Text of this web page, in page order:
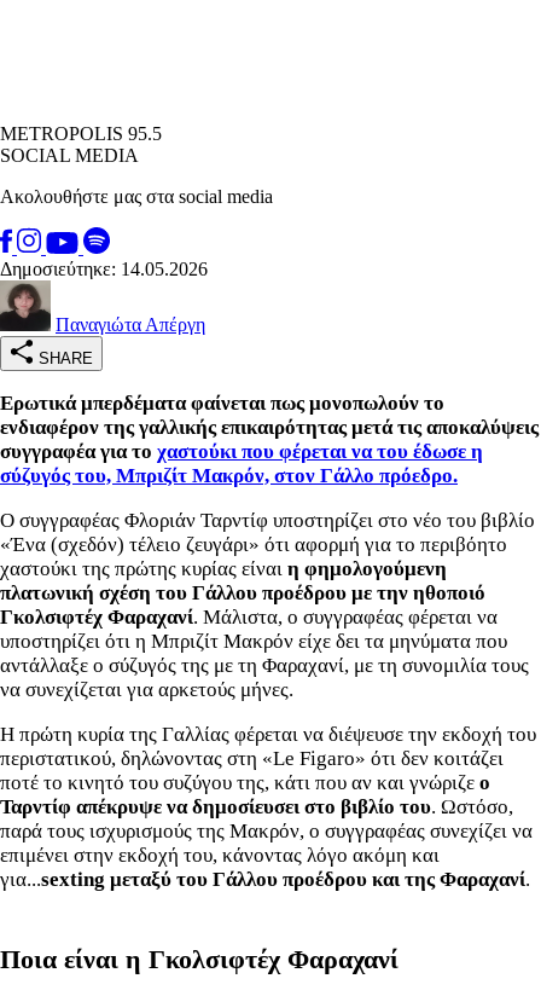
METROPOLIS 95.5
SOCIAL MEDIA
Ακολουθήστε μας στα social media
Δημοσιεύτηκε: 14.05.2026
Παναγιώτα Απέργη
SHARE
Ερωτικά μπερδέματα φαίνεται πως μονοπωλούν το
ενδιαφέρον της γαλλικής επικαιρότητας μετά τις αποκαλύψεις
συγγραφέα για το χαστούκι που φέρεται να του έδωσε η
σύζυγός του, Μπριζίτ Μακρόν, στον Γάλλο πρόεδρο.
Ο συγγραφέας Φλοριάν Ταρντίφ υποστηρίζει στο νέο του βιβλίο
«Ένα (σχεδόν) τέλειο ζευγάρι» ότι αφορμή για το περιβόητο
χαστούκι της πρώτης κυρίας είναι η φημολογούμενη
πλατωνική σχέση του Γάλλου προέδρου με την ηθοποιό
Γκολσιφτέχ Φαραχανί. Μάλιστα, ο συγγραφέας φέρεται να
υποστηρίζει ότι η Μπριζίτ Μακρόν είχε δει τα μηνύματα που
αντάλλαξε ο σύζυγός της με τη Φαραχανί, με τη συνομιλία τους
να συνεχίζεται για αρκετούς μήνες.
Η πρώτη κυρία της Γαλλίας φέρεται να διέψευσε την εκδοχή του
περιστατικού, δηλώνοντας στη «Le Figaro» ότι δεν κοιτάζει
ποτέ το κινητό του συζύγου της, κάτι που αν και γνώριζε ο
Ταρντίφ απέκρυψε να δημοσίευσει στο βιβλίο του. Ωστόσο,
παρά τους ισχυρισμούς της Μακρόν, ο συγγραφέας συνεχίζει να
επιμένει στην εκδοχή του, κάνοντας λόγο ακόμη και
για...sexting μεταξύ του Γάλλου προέδρου και της Φαραχανί.
Ποια είναι η Γκολσιφτέχ Φαραχανί